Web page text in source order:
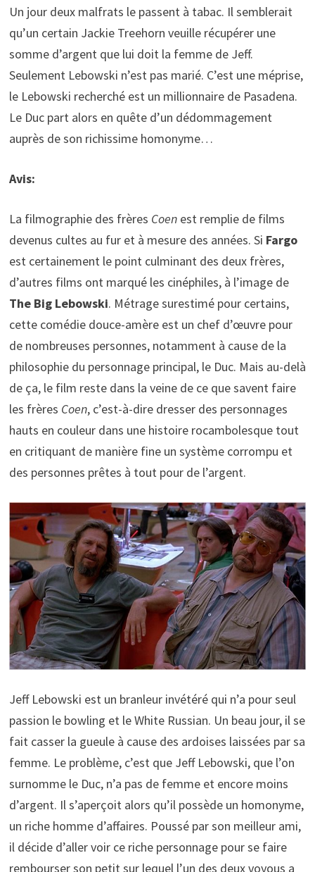
Un jour deux malfrats le passent à tabac. Il semblerait
qu’un certain Jackie Treehorn veuille récupérer une
somme d’argent que lui doit la femme de Jeff.
Seulement Lebowski n’est pas marié. C’est une méprise,
le Lebowski recherché est un millionnaire de Pasadena.
Le Duc part alors en quête d’un dédommagement
auprès de son richissime homonyme…
Avis:
La filmographie des frères Coen est remplie de films
devenus cultes au fur et à mesure des années. Si Fargo
est certainement le point culminant des deux frères,
d’autres films ont marqué les cinéphiles, à l’image de
The Big Lebowski. Métrage surestimé pour certains,
cette comédie douce-amère est un chef d’œuvre pour
de nombreuses personnes, notamment à cause de la
philosophie du personnage principal, le Duc. Mais au-delà
de ça, le film reste dans la veine de ce que savent faire
les frères Coen, c’est-à-dire dresser des personnages
hauts en couleur dans une histoire rocambolesque tout
en critiquant de manière fine un système corrompu et
des personnes prêtes à tout pour de l’argent.
Jeff Lebowski est un branleur invétéré qui n’a pour seul
passion le bowling et le White Russian. Un beau jour, il se
fait casser la gueule à cause des ardoises laissées par sa
femme. Le problème, c’est que Jeff Lebowski, que l’on
surnomme le Duc, n’a pas de femme et encore moins
d’argent. Il s’aperçoit alors qu’il possède un homonyme,
un riche homme d’affaires. Poussé par son meilleur ami,
il décide d’aller voir ce riche personnage pour se faire
rembourser son petit sur lequel l’un des deux voyous a